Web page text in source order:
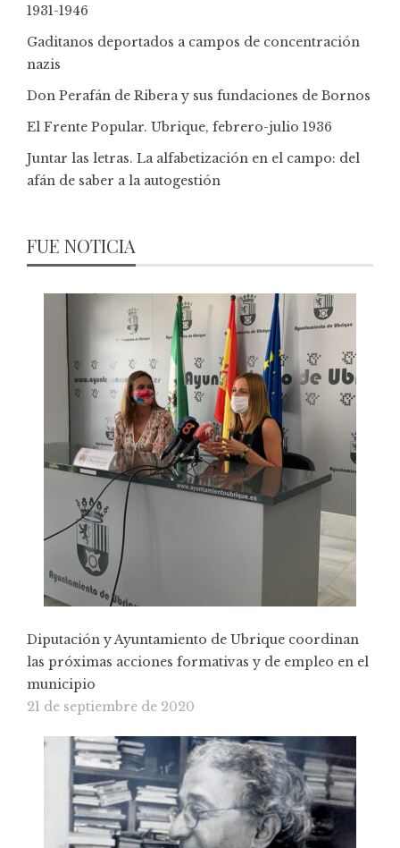
1931-1946
Gaditanos deportados a campos de concentración
nazis
Don Perafán de Ribera y sus fundaciones de Bornos
El Frente Popular. Ubrique, febrero-julio 1936
Juntar las letras. La alfabetización en el campo: del
afán de saber a la autogestión
FUE NOTICIA
Diputación y Ayuntamiento de Ubrique coordinan
las próximas acciones formativas y de empleo en el
municipio
21 de septiembre de 2020